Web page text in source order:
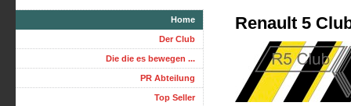
Renault 5
Home
Der Club
Die die es bewegen ...
PR Abteilung
Top Seller